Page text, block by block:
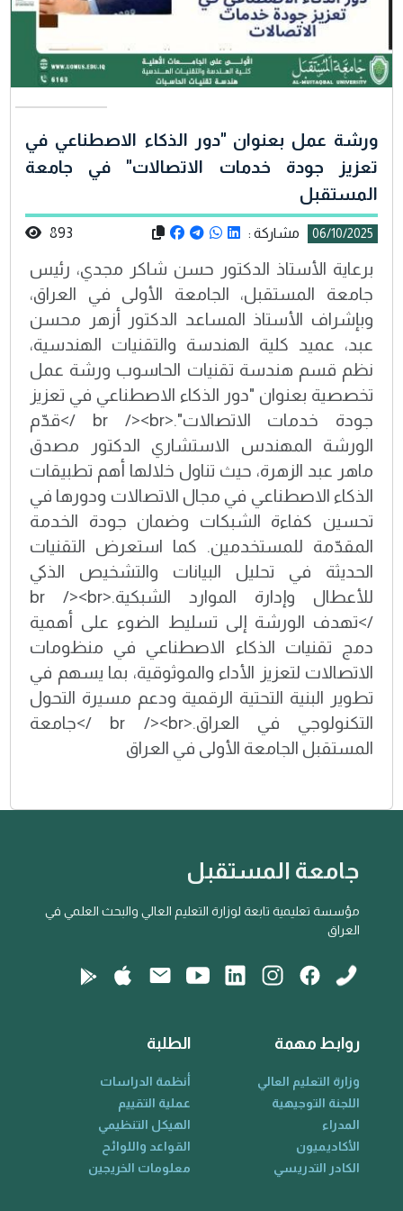
ورشة عمل بعنوان "دور الذكاء الاصطناعي في
تعزيز جودة خدمات الاتصالات" في جامعة
المستقبل
06/10/2025 مشاركة : 893
برعاية الأستاذ الدكتور حسن شاكر مجدي، رئيس
جامعة المستقبل، الجامعة الأولى في العراق،
وبإشراف الأستاذ المساعد الدكتور أزهر محسن
عبد، عميد كلية الهندسة والتقنيات الهندسية،
نظم قسم هندسة تقنيات الحاسوب ورشة عمل
تخصصية بعنوان "دور الذكاء الاصطناعي في تعزيز
جودة خدمات الاتصالات".<br /><br />قدّم
الورشة المهندس الاستشاري الدكتور مصدق
ماهر عبد الزهرة، حيث تناول خلالها أهم تطبيقات
الذكاء الاصطناعي في مجال الاتصالات ودورها في
تحسين كفاءة الشبكات وضمان جودة الخدمة
المقدّمة للمستخدمين. كما استعرض التقنيات
الحديثة في تحليل البيانات والتشخيص الذكي
للأعطال وإدارة الموارد الشبكية.<br /><br
/>تهدف الورشة إلى تسليط الضوء على أهمية
دمج تقنيات الذكاء الاصطناعي في منظومات
الاتصالات لتعزيز الأداء والموثوقية، بما يسهم في
تطوير البنية التحتية الرقمية ودعم مسيرة التحول
التكنولوجي في العراق.<br /><br />جامعة
المستقبل الجامعة الأولى في العراق
جامعة المستقبل
مؤسسة تعليمية تابعة لوزارة التعليم العالي والبحث العلمي في
العراق
روابط مهمة
وزارة التعليم العالي
اللجنة التوجيهية
المدراء
الأكاديميون
الكادر التدريسي
الطلبة
أنظمة الدراسات
عملية التقييم
الهيكل التنظيمي
القواعد واللوائح
معلومات الخريجين